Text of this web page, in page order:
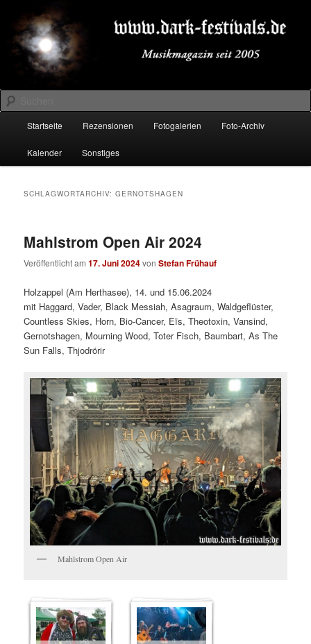
primären
Inhalt
springen
sekundären
Inhalt
springenDARK-FESTIVALS.DE
Suchen
Startseite Rezensionen Fotogalerien Foto-Archiv
Kalender Sonstiges
SCHLAGWORTARCHIV:GERNOTSHAGEN
Mahlstrom Open Air 2024
Veröffentlicht am17. Juni 2024vonStefan Frühauf
Holzappel (Am Herthasee), 14. und 15.06.2024
mit Haggard, Vader, Black Messiah, Asagraum, Waldgeflüster,
Countless Skies, Horn, Bio-Cancer, Eïs, Theotoxin, Vansind,
Gernotshagen, Mourning Wood, Toter Fisch, Baumbart, As The
Sun Falls, Thjodrörir
Mahlstrom Open Air